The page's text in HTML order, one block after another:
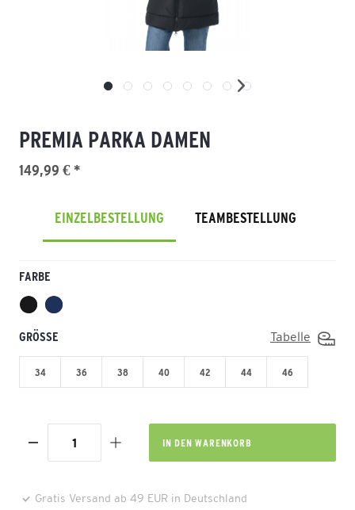
PREMIA PARKA DAMEN
149,99 € *
EINZELBESTELLUNG TEAMBESTELLUNG
FARBE
GRÖSSE Tabelle
34 36 38 40 42 44 46
IN DEN WARENKORB
Gratis Versand ab 49 EUR in Deutschland